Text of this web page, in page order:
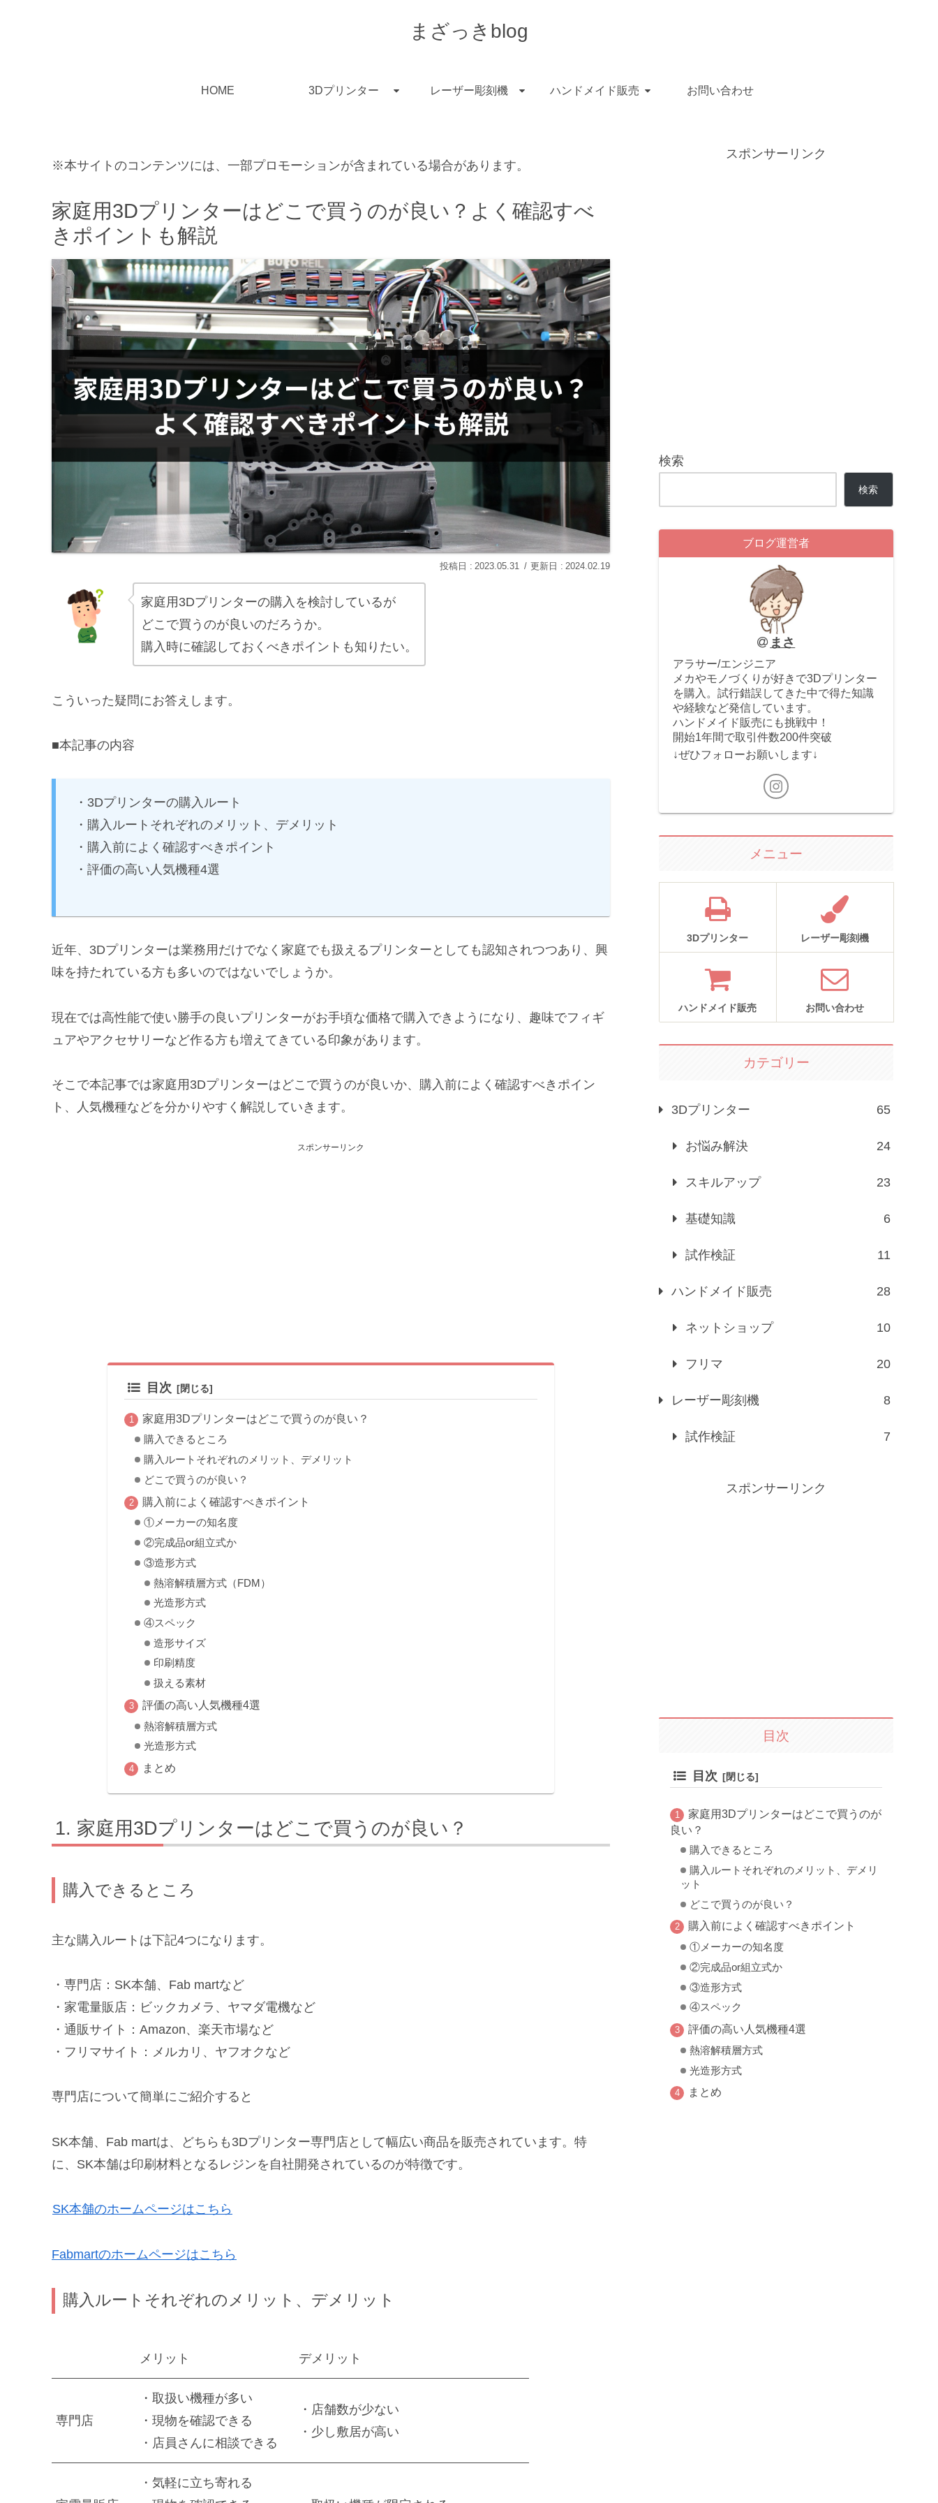
まざっきblog
HOME 3Dプリンター レーザー彫刻機 ハンドメイド販売 お問い合わせ
※本サイトのコンテンツには、一部プロモーションが含まれている場合があります。
家庭用3Dプリンターはどこで買うのが良い？よく確認すべ
きポイントも解説
2023.05.31 2024.02.19
家庭用3Dプリンターの購入を検討しているが
どこで買うのが良いのだろうか。
購入時に確認しておくべきポイントも知りたい。
こういった疑問にお答えします。
■本記事の内容
・3Dプリンターの購入ルート
・購入ルートそれぞれのメリット、デメリット
・購入前によく確認すべきポイント
・評価の高い人気機種4選
近年、3Dプリンターは業務用だけでなく家庭でも扱えるプリンターとしても認知されつつあり、興
味を持たれている方も多いのではないでしょうか。
現在では高性能で使い勝手の良いプリンターがお手頃な価格で購入できようになり、趣味でフィギ
ュアやアクセサリーなど作る方も増えてきている印象があります。
そこで本記事では家庭用3Dプリンターはどこで買うのが良いか、購入前によく確認すべきポイン
ト、人気機種などを分かりやすく解説していきます。
スポンサーリンク
目次
家庭用3Dプリンターはどこで買うのが良い？
購入できるところ
購入ルートそれぞれのメリット、デメリット
どこで買うのが良い？
購入前によく確認すべきポイント
①メーカーの知名度
②完成品or組立式か
③造形方式
熱溶解積層方式（FDM）
光造形方式
④スペック
造形サイズ
印刷精度
扱える素材
評価の高い人気機種4選
熱溶解積層方式
光造形方式
まとめ
家庭用3Dプリンターはどこで買うのが良い？
購入できるところ
主な購入ルートは下記4つになります。
・専門店：SK本舗、Fab martなど
・家電量販店：ビックカメラ、ヤマダ電機など
・通販サイト：Amazon、楽天市場など
・フリマサイト：メルカリ、ヤフオクなど
専門店について簡単にご紹介すると
SK本舗、Fab martは、どちらも3Dプリンター専門店として幅広い商品を販売されています。特
に、SK本舗は印刷材料となるレジンを自社開発されているのが特徴です。
SK本舗のホームページはこちら
Fabmartのホームページはこちら
購入ルートそれぞれのメリット、デメリット
メリット デメリット
専門店
・取扱い機種が多い
・現物を確認できる
・店員さんに相談できる
・店舗数が少ない
・少し敷居が高い
・気軽に立ち寄れる
スポンサーリンク
検索
検索
ブログ運営者
まさ
アラサー/エンジニア
メカやモノづくりが好きで3Dプリンター
を購入。試行錯誤してきた中で得た知識
や経験など発信しています。
ハンドメイド販売にも挑戦中！
開始1年間で取引件数200件突破
↓ぜひフォローお願いします↓
メニュー
3Dプリンター レーザー彫刻機
ハンドメイド販売 お問い合わせ
カテゴリー
3Dプリンター 65
お悩み解決 24
スキルアップ 23
基礎知識 6
試作検証 11
ハンドメイド販売 28
ネットショップ 10
フリマ 20
レーザー彫刻機 8
試作検証 7
スポンサーリンク
目次
目次
家庭用3Dプリンターはどこで買うのが
良い？
購入できるところ
購入ルートそれぞれのメリット、デメリ
ット
どこで買うのが良い？
購入前によく確認すべきポイント
①メーカーの知名度
②完成品or組立式か
③造形方式
④スペック
評価の高い人気機種4選
熱溶解積層方式
光造形方式
まとめ